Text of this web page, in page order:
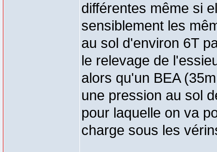
différentes même si
sensiblement les
au sol d'environ 6T
le relevage de
alors qu'un BEA
une pression au sol
pour laquelle on va
charge sous les